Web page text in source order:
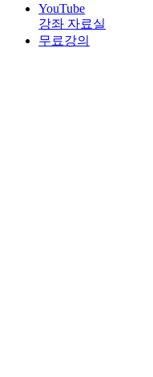
YouTube
강좌 자료실
무료강의